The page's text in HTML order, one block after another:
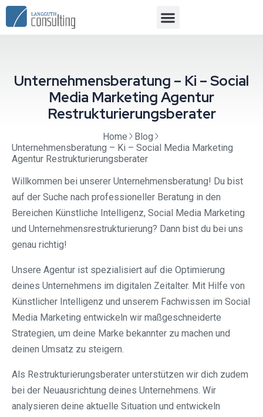
Unternehmensberatung – Ki – Social
Media Marketing Agentur
Restrukturierungsberater
Home
Blog
Unternehmensberatung – Ki – Social Media Marketing
Agentur Restrukturierungsberater
Willkommen bei unserer Unternehmensberatung! Du bist
auf der Suche nach professioneller Beratung in den
Bereichen Künstliche Intelligenz, Social Media Marketing
und Unternehmensrestrukturierung? Dann bist du bei uns
genau richtig!
Unsere Agentur ist spezialisiert auf die Optimierung
deines Unternehmens im digitalen Zeitalter. Mit Hilfe von
Künstlicher Intelligenz und unserem Fachwissen im Social
Media Marketing entwickeln wir maßgeschneiderte
Strategien, um deine Marke bekannter zu machen und
deinen Umsatz zu steigern.
Als Restrukturierungsberater unterstützen wir dich zudem
bei der Neuausrichtung deines Unternehmens. Wir
analysieren deine aktuelle Situation und entwickeln